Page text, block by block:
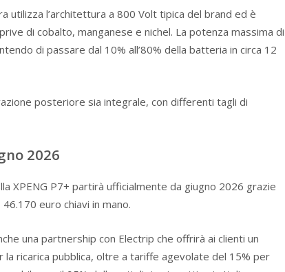
utilizza l’architettura a 800 Volt tipica del brand ed è
di cobalto, manganese e nichel. La potenza massima di
di passare dal 10% all’80% della batteria in circa 12
posteriore sia integrale, con differenti tagli di
2026
XPENG P7+ partirà ufficialmente da giugno 2026 grazie
euro chiavi in mano.
una partnership con Electrip che offrirà ai clienti un
la ricarica pubblica, oltre a tariffe agevolate del 15% per